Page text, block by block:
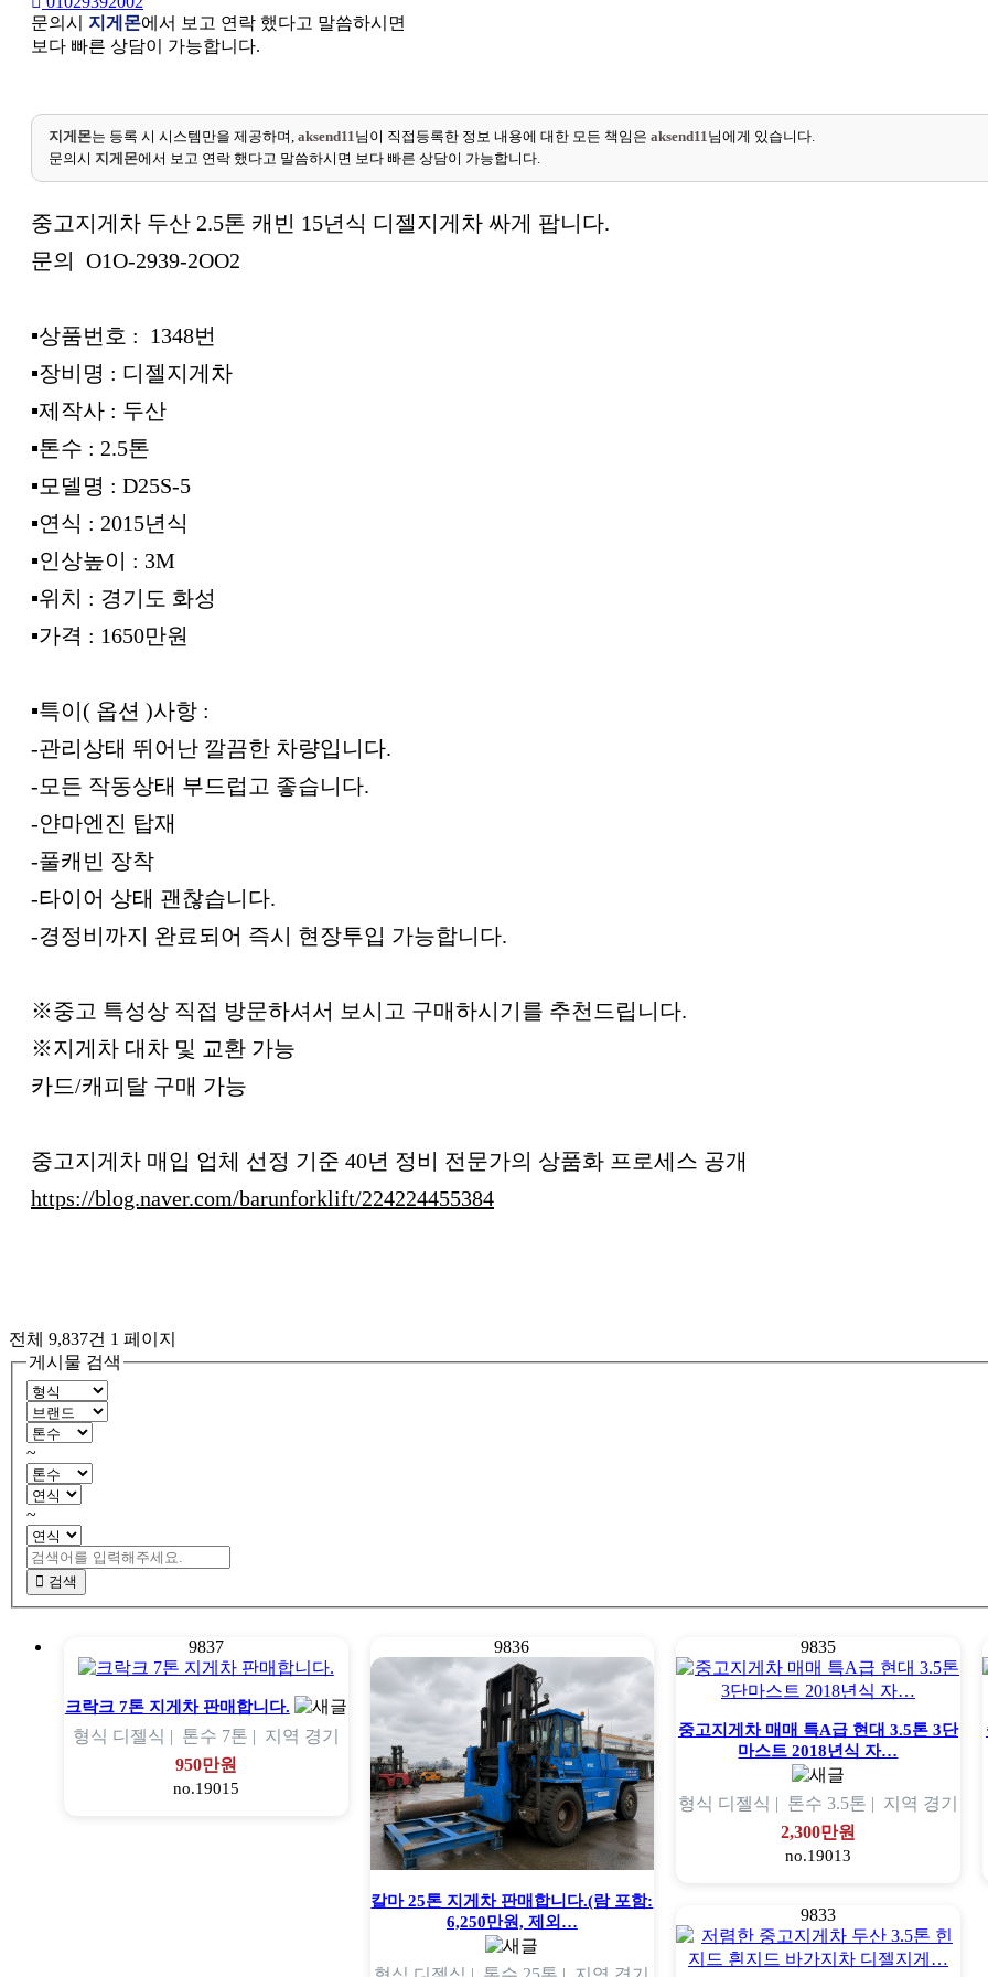
문의시 지게몬에서 보고 연락 했다고 말씀하시면
보다 빠른 상담이 가능합니다.
지게몬는 등록 시 시스템만을 제공하며, aksend11 님이 직접등록한 정보 내용에 대한 모든 책임은 aksend11 님에게 있습니다.
문의시 지게몬에서 보고 연락 했다고 말씀하시면 보다 빠른 상담이 가능합니다.
중고지게차 두산 2.5톤 캐빈 15년식 디젤지게차 싸게 팝니다.
문의 O1O-2939-2OO2
▪︎상품번호 : 1348번
▪︎장비명 : 디젤지게차
▪︎제작사 : 두산
▪︎톤수 : 2.5톤
▪︎모델명 : D25S-5
▪︎연식 : 2015년식
▪︎인상높이 : 3M
▪︎위치 : 경기도 화성
▪︎가격 : 1650만원
▪︎특이( 옵션 )사항 :
-관리상태 뛰어난 깔끔한 차량입니다.
-모든 작동상태 부드럽고 좋습니다.
-얀마엔진 탑재
-풀캐빈 장착
-타이어 상태 괜찮습니다.
-경정비까지 완료되어 즉시 현장투입 가능합니다.
※중고 특성상 직접 방문하셔서 보시고 구매하시기를 추천드립니다.
※지게차 대차 및 교환 가능
카드/캐피탈 구매 가능
중고지게차 매입 업체 선정 기준 40년 정비 전문가의 상품화 프로세스 공개
https://blog.naver.com/barunforklift/224224455384
전체 9,837건 1 페이지
게시물 검색
~
~
검색
9837
크락크 7톤 지게차 판매합니다.
형식 디젤식 | 톤수 7톤 | 지역 경기
950만원
no.19015
9836
칼마 25톤 지게차 판매합니다.(람 포함:
6,250만원, 제외…
9835
중고지게차 매매 특A급 현대 3.5톤 3단
마스트 2018년식 자…
형식 디젤식 | 톤수 3.5톤 | 지역 경기
2,300만원
no.19013
9833